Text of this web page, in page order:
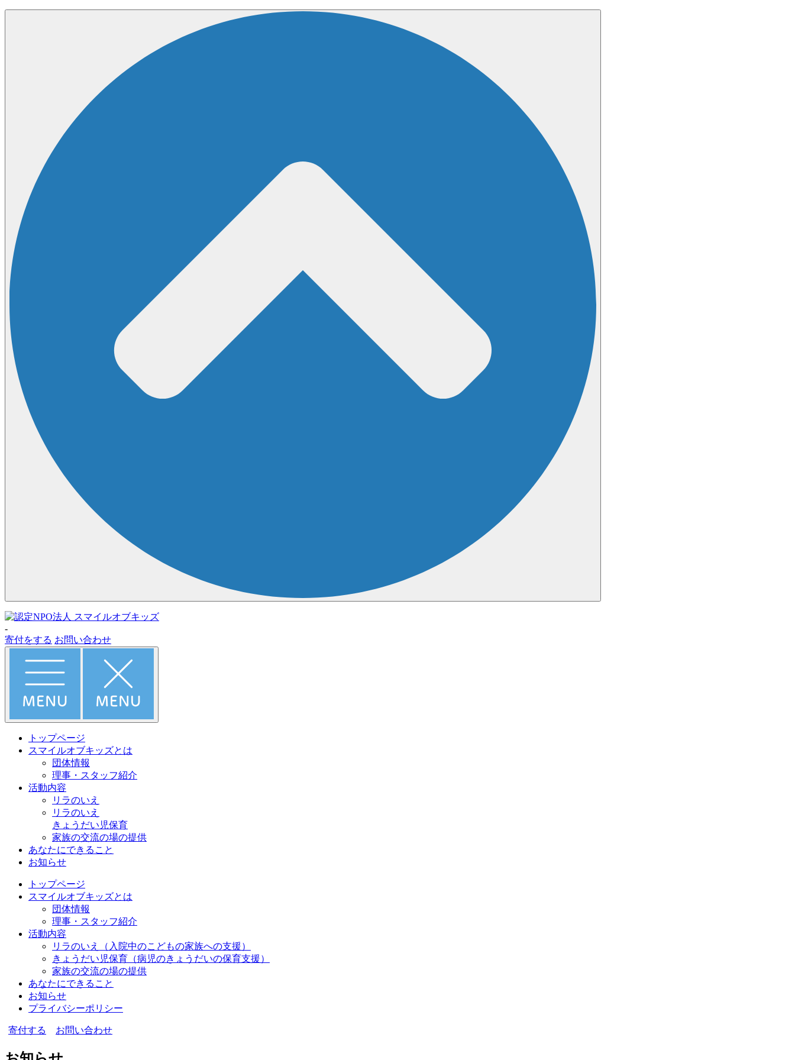
-
寄付をする お問い合わせ
トップページ
スマイルオブキッズとは
団体情報
理事・スタッフ紹介
活動内容
リラのいえ
リラのいえ
きょうだい児保育
家族の交流の場の提供
あなたにできること
お知らせ
トップページ
スマイルオブキッズとは
団体情報
理事・スタッフ紹介
活動内容
リラのいえ
（入院中のこどもの家族への支援）
きょうだい児保育 （病児のきょうだいの保育支援）
家族の交流の場の提供
あなたにできること
お知らせ
プライバシーポリシー
寄付する お問い合わせ